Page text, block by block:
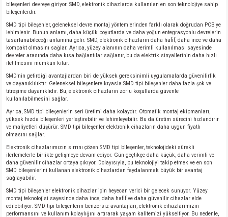
bileşenleri devreye giriyor. SMD, elektronik cihazlarda kullanılan en son teknolojiye sahip
bileşenlerdir.
SMD tipi bileşenler, geleneksel devre montaj yöntemlerinden farklı olarak doğrudan PCB'ye
lehimlenir. Bunun anlamı, daha küçük boyutlarda ve daha yoğun entegrasyonlu devrelerin
tasarlanabileceği anlamına gelir. SMD, elektronik cihazların daha hafif, daha ince ve daha
kompakt olmasını sağlar. Ayrıca, yüzey alanının daha verimli kullanılması sayesinde
devreler arasında daha kısa bağlantılar sağlanır, bu da elektrik sinyallerinin daha hızlı
iletilmesini mümkün kılar.
SMD'nin getirdiği avantajlardan biri de yüksek gereksinimli uygulamalarda güvenilirlik
ve dayanıklılıktır. Geleneksel bileşenlere kıyasla SMD tipi bileşenler daha fazla şok ve
titreşime dayanıklıdır. Bu, elektronik cihazların zorlu koşullarda güvenle
kullanılabilmesini sağlar.
Ayrıca, SMD tipi bileşenlerin seri üretimi daha kolaydır. Otomatik montaj ekipmanları,
yüksek hızda bileşenleri yerleştirebilir ve lehimleyebilir. Bu da üretim sürecini hızlandırır
ve maliyetleri düşürür. SMD tipi bileşenler elektronik cihazların daha uygun fiyatlı
olmasını sağlar.
Elektronik cihazlarımızın sırrını çözen SMD tipi bileşenler, teknolojideki sürekli
ilerlemelerle birlikte gelişmeye devam ediyor. Gün geçtikçe daha küçük, daha verimli ve
daha güvenilir cihazlar ortaya çıkıyor. Dolayısıyla, bu teknolojiyi takip etmek ve en son
SMD bileşenlerini kullanan elektronik cihazlardan faydalanmak büyük bir avantaj
sağlayabilir.
SMD tipi bileşenler elektronik cihazlar için heyecan verici bir gelecek sunuyor. Yüzey
montaj teknolojisi sayesinde daha ince, daha hafif ve daha güvenilir cihazlar elde
edilebiliyor. SMD tipi bileşenlerin benzersiz avantajları, elektronik cihazlarımızın
performansını ve kullanım kolaylığını artırarak yaşam kalitemizi yükseltiyor. Bu nedenle,